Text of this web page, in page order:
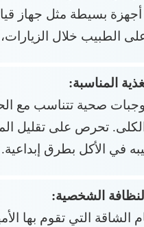
بسيطة مثل جهاز
الطبيب خلال
المناسبة:
وجبات صحية تتناسب مع
تحرص على تقليل
في الأكل بطرق إبداعية.
الشخصية:
الشاقة التي تقوم بها